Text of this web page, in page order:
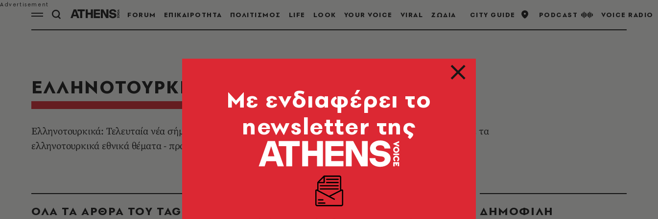
FORUM ΕΠΙΚΑΙΡΟΤΗΤΑ ΠΟΛΙΤΙΣΜΟΣ LIFE LOOK YOUR VOICE VIRAL ΖΩΔΙΑ CITY GUIDE PODCAST VOICE RADIO
ΕΛΛΗΝΟΤΟΥΡΚΙΚΑ
Ελληνοτουρκικά: Τελευταία νέα σήμερα από την Athens Voice. Μάθε τώρα τι συμβαίνει αυτή τη στιγμή με τα
ελληνοτουρκικά εθνικά θέματα - προβλέψεις, εξελίξεις
ΟΛΑ ΤΑ ΑΡΘΡΑ ΤΟΥ TAG
ΔΗΜΟΦΙΛΗ
Mε ενδιαφέρει το
newsletter της